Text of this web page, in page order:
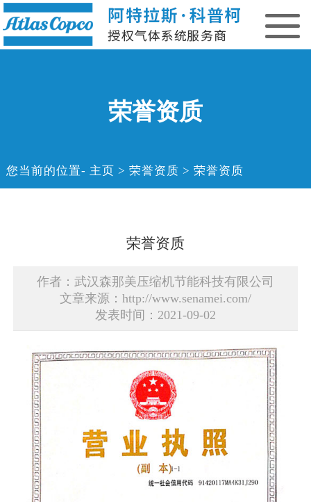
荣誉资质
您当前的位置 主页 > 荣誉资质 > 荣誉资质
荣誉资质
作者：武汉森那美压缩机节能科技有限公司
文章来源：http://www.senamei.com/
发表时间：2021-09-02